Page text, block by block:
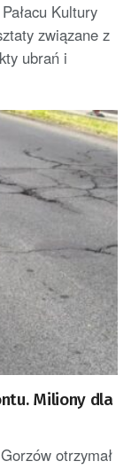
Kultury
związane z
ubrań i
Miliony dla
otrzymał